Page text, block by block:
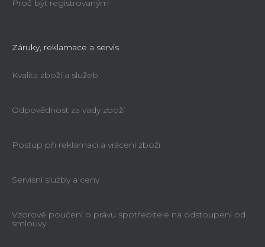
Proč být registrovaným
Záruky, reklamace a servis
Kvalita zboží a služeb
Odpovědnost za vady zboží
Postup při reklamaci a vrácení zboží
Servisní služby a ceny
Vzorové poučení o právu spotřebitele na odstoupení od
smlouvy